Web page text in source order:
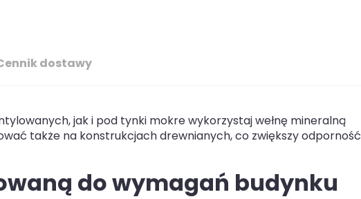
dostawy
jak i pod tynki mokre wykorzystaj wełnę mineralną
także na konstrukcjach drewnianych, co zwiększy odporność
do wymagań budynku